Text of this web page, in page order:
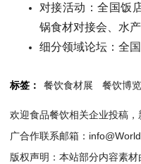
对接活动：全国饭
锅食材对接会、水
细分领域论坛：全
标签： 餐饮食材展 餐饮博
欢迎食品餐饮相关企业投稿
广合作联系邮箱：
版权声明：本站部分内容素